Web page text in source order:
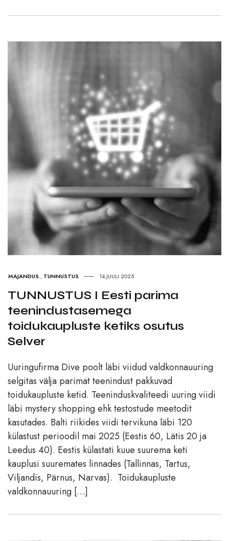
MAJANDUS , TUNNUSTUS 14.JUULI 2025
TUNNUSTUS I Eesti parima
teenindustasemega
toidukaupluste ketiks osutus
Selver
Uuringufirma Dive poolt läbi viidud valdkonnauuring
selgitas välja parimat teenindust pakkuvad
toidukaupluste ketid. Teeninduskvaliteedi uuring viidi
läbi mystery shopping ehk testostude meetodit
kasutades. Balti riikides viidi tervikuna läbi 120
külastust perioodil mai 2025 (Eestis 60, Lätis 20 ja
Leedus 40). Eestis külastati kuue suurema keti
kauplusi suuremates linnades (Tallinnas, Tartus,
Viljandis, Pärnus, Narvas). Toidukaupluste
valdkonnauuring […]